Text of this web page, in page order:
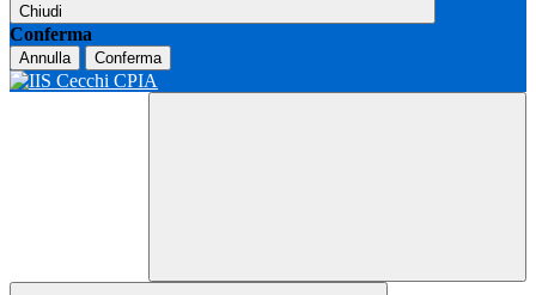
Chiudi
Conferma
Annulla Conferma